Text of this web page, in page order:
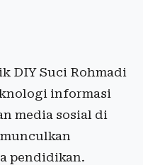
DIY Suci Rohmadi
informasi
media sosial di
pendidikan.